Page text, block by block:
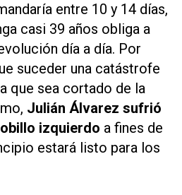
entre 10 y 14 días,
casi 39 años obliga a
día a día. Por
suceder una catástrofe
que sea cortado de la
Julián Álvarez sufrió
izquierdo a fines de
estará listo para los